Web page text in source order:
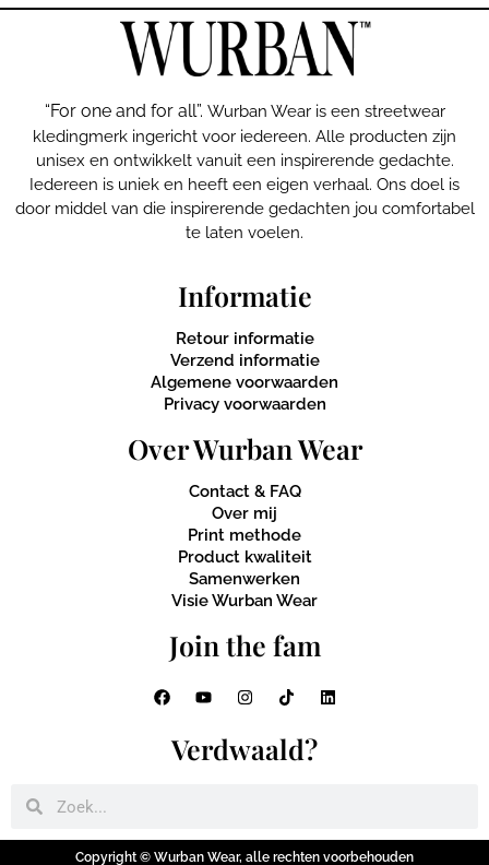
“For one and for all”. Wurban Wear is een streetwear
kledingmerk ingericht voor iedereen. Alle producten zijn
unisex en ontwikkelt vanuit een inspirerende gedachte.
Iedereen is uniek en heeft een eigen verhaal. Ons doel is
door middel van die inspirerende gedachten jou comfortabel
te laten voelen.
Informatie
Retour informatie
Verzend informatie
Algemene voorwaarden
Privacy voorwaarden
Over Wurban Wear
Contact & FAQ
Over mij
Print methode
Product kwaliteit
Samenwerken
Visie Wurban Wear
Join the fam
Verdwaald?
Copyright © Wurban Wear, alle rechten voorbehouden